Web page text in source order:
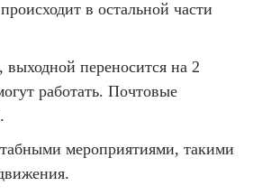
в остальной части
переносится на 2
работать. Почтовые
мероприятиями, такими